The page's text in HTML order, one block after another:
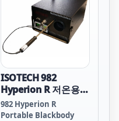
ISOTECH 982
Hyperion R 저온용
기준 흑체로 (-20°C to
125°C)
982 Hyperion R
Portable Blackbody